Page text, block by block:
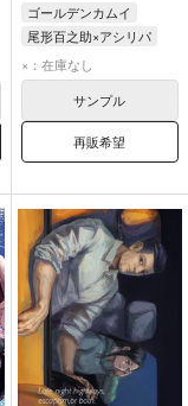
ゴールデンカムイ
尾形百之助×アシリパ
尾形百之助
×：在庫なし
サンプル
再販希望